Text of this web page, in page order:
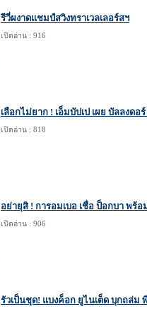
รีวี่ผงาดแชมป์สวิงทราเวลเลอร์สฯ
เปิดอ่าน : 916
เลือกไม่ยาก ! เอ็มบัปเป เผย บัลลงด
เปิดอ่าน : 818
อย่ายุสิ ! การอมเบอ เชื่อ ป็อกบา พร้
เปิดอ่าน : 906
รัวเป็นชุด! แบงค็อก ยูไนเต็ด บุกถล่ม